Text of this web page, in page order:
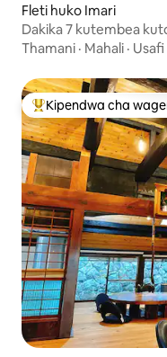
Fleti huko Imari
Dakika 7 kutembea
kuosha na kukausha/
Thamani · Mahali · Usafi
Kipendwa maarufu
Kipendwa cha